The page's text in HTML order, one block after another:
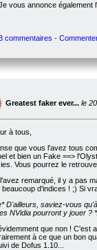
vous annonce
commentaires -
Greatest faker ever... le
à tous,
que vous l'avez tous
et bien un Fake ==>
Vous pourrez le
remarqué, il y a pas
beaucoup d'indices ! ;) Si
D'ailleurs, saviez-vous
NVidia pourront y jouer ?
que non ! C'est
à ce que un bon
de Dofus 1.10...